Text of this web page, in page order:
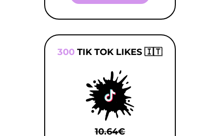
300 TIK TOK LIKES 🇮🇹
10.64€